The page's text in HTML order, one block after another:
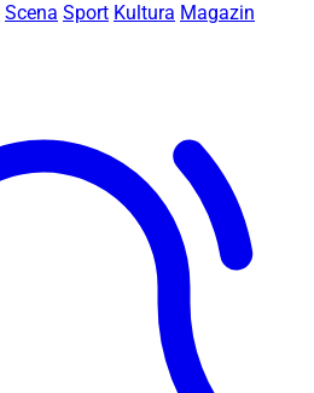
Scena Sport Kultura Magazin